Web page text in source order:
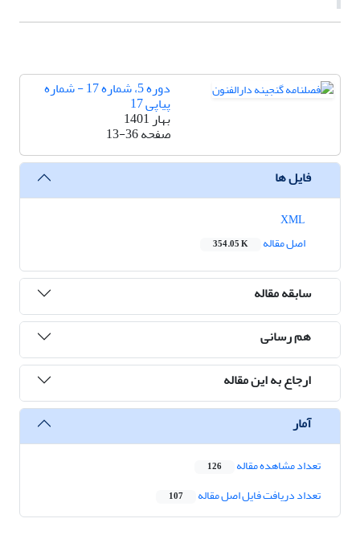
دوره 5، شماره 17 - شماره
پیاپی 17
بهار 1401
صفحه13-36
فایل ها
اصل مقاله
354.05 K
سابقه مقاله
هم رسانی
ارجاع به این مقاله
آمار
تعداد مشاهده مقاله 126
تعداد دریافت فایل اصل مقاله 107